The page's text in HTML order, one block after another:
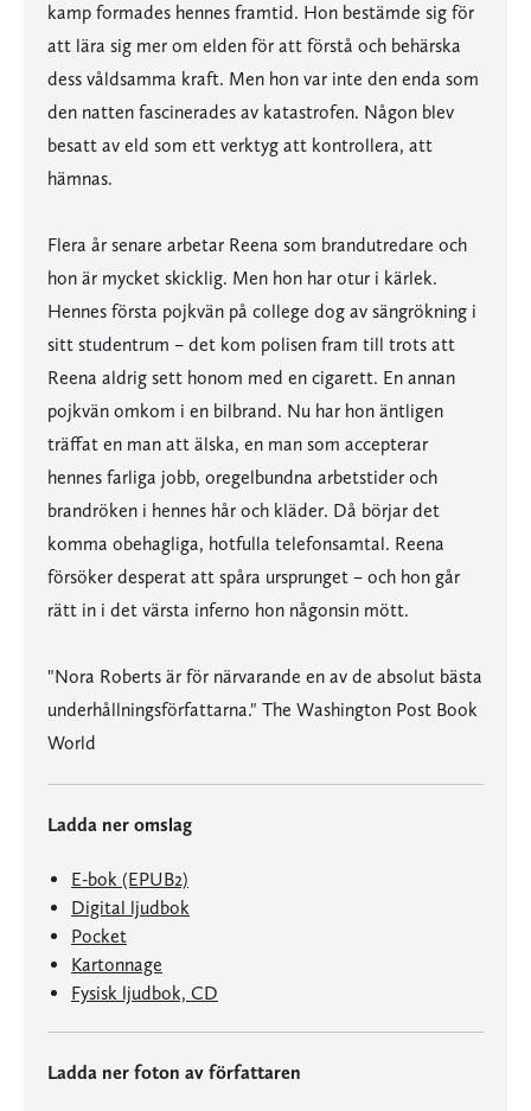
kamp formades hennes framtid. Hon bestämde sig för
att lära sig mer om elden för att förstå och behärska
dess våldsamma kraft. Men hon var inte den enda som
den natten fascinerades av katastrofen. Någon blev
besatt av eld som ett verktyg att kontrollera, att
hämnas.
Flera år senare arbetar Reena som brandutredare och
hon är mycket skicklig. Men hon har otur i kärlek.
Hennes första pojkvän på college dog av sängrökning i
sitt studentrum – det kom polisen fram till trots att
Reena aldrig sett honom med en cigarett. En annan
pojkvän omkom i en bilbrand. Nu har hon äntligen
träffat en man att älska, en man som accepterar
hennes farliga jobb, oregelbundna arbetstider och
brandröken i hennes hår och kläder. Då börjar det
komma obehagliga, hotfulla telefonsamtal. Reena
försöker desperat att spåra ursprunget – och hon går
rätt in i det värsta inferno hon någonsin mött.
"Nora Roberts är för närvarande en av de absolut bästa
underhållningsförfattarna." The Washington Post Book
World
Ladda ner omslag
E-bok (EPUB2)
Digital ljudbok
Pocket
Kartonnage
Fysisk ljudbok, CD
Ladda ner foton av författaren